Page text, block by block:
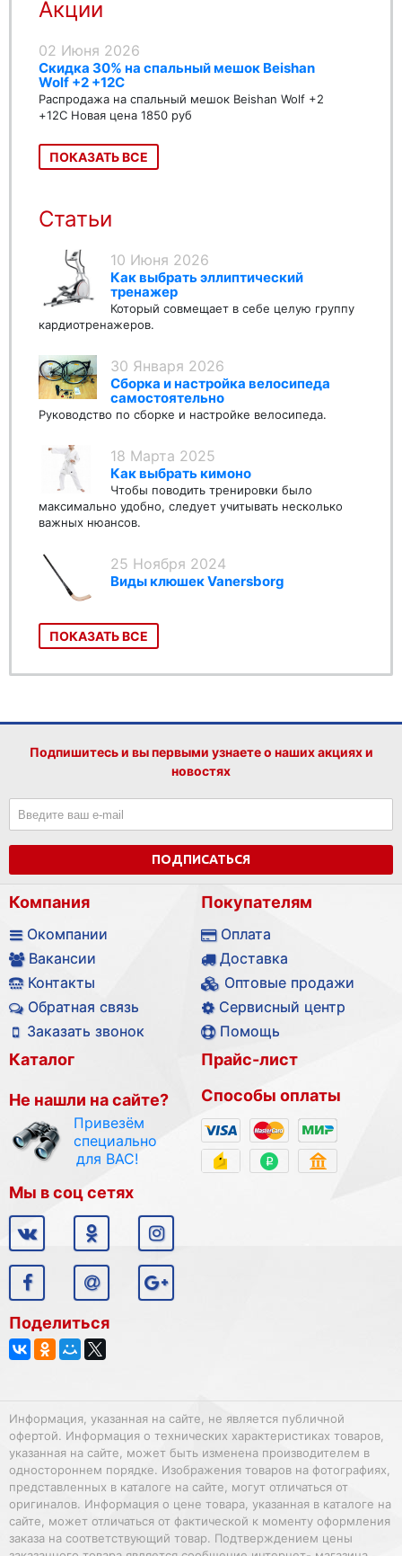
Акции
02 Июня 2026
Скидка 30% на спальный мешок Beishan
Wolf +2 +12C
Распродажа на спальный мешок Beishan Wolf +2
+12C Новая цена 1850 руб
ПОКАЗАТЬ ВСЕ
Статьи
10 Июня 2026
Как выбрать эллиптический
тренажер
Который совмещает в себе целую группу
кардиотренажеров.
30 Января 2026
Сборка и настройка велосипеда
самостоятельно
Руководство по сборке и настройке велосипеда.
18 Марта 2025
Как выбрать кимоно
Чтобы поводить тренировки было
максимально удобно, следует учитывать несколько
важных нюансов.
25 Ноября 2024
Виды клюшек Vanersborg
ПОКАЗАТЬ ВСЕ
Подпишитесь и вы первыми узнаете о наших акциях и
новостях
ПОДПИСАТЬСЯ
Компания
Окомпании
Вакансии
Контакты
Обратная связь
Заказать звонок
Покупателям
Оплата
Доставка
Оптовые продажи
Сервисный центр
Помощь
Каталог
Не нашли на сайте?
Привезём
специально
для ВАС!
Прайс-лист
Способы оплаты
Мы в соц сетях
Поделиться
Информация, указанная на сайте, не является публичной
офертой. Информация о технических характеристиках товаров,
указанная на сайте, может быть изменена производителем в
одностороннем порядке. Изображения товаров на фотографиях,
представленных в каталоге на сайте, могут отличаться от
оригиналов. Информация о цене товара, указанная в каталоге на
сайте, может отличаться от фактической к моменту оформления
заказа на соответствующий товар. Подтверждением цены